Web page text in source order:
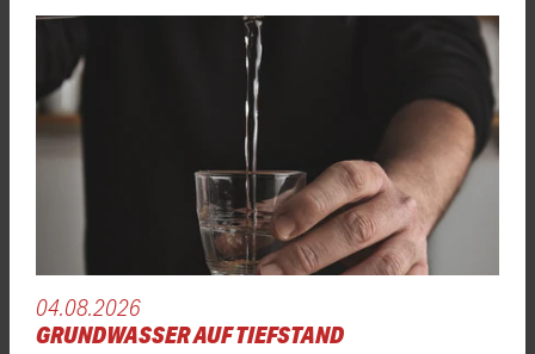
04.08.2026
GRUNDWASSER AUF TIEFSTAND